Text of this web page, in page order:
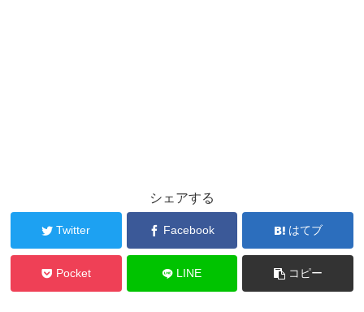
シェアする
Twitter Facebook はてブ
Pocket LINE コピー